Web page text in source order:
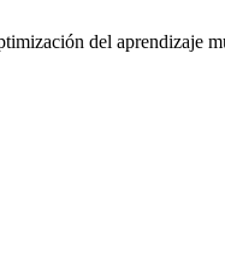
del aprendizaje